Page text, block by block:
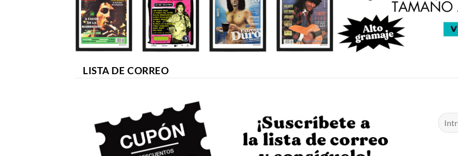
LISTA DE CORREO